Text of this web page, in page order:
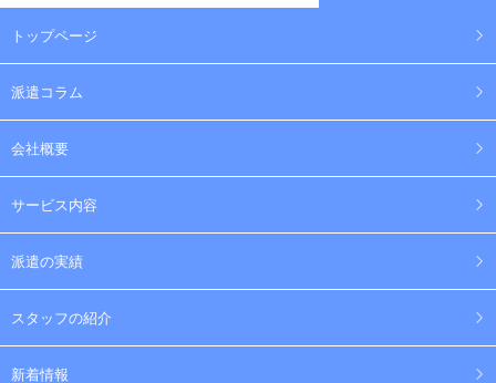
トップページ
派遣コラム
会社概要
サービス内容
派遣の実績
スタッフの紹介
新着情報